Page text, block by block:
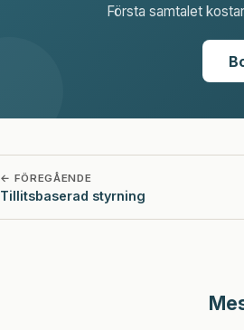
Första samtalet
← FÖREGÅENDE
Tillitsbaserad styrning